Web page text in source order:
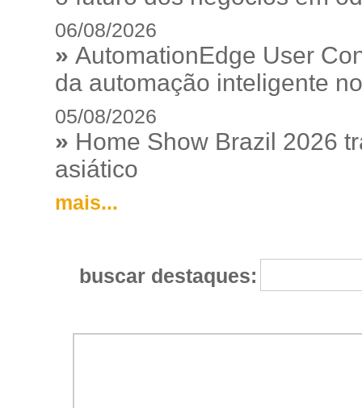
06/08/2026
» AutomationEdge User
da automação inteligente
05/08/2026
» Home Show Brazil 2026
asiático
mais...
buscar destaques: